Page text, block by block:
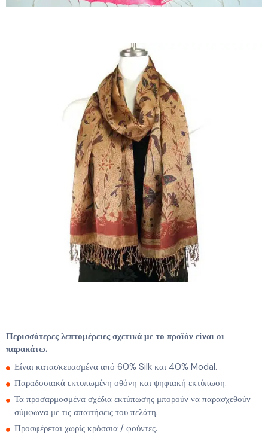
Περισσότερες λεπτομέρειες σχετικά με το προϊόν είναι οι
παρακάτω.
Είναι κατασκευασμένα από 60% Silk και 40% Modal.
Παραδοσιακά εκτυπωμένη οθόνη και ψηφιακή εκτύπωση.
Τα προσαρμοσμένα σχέδια εκτύπωσης μπορούν να παρασχεθούν
σύμφωνα με τις απαιτήσεις του πελάτη.
Προσφέρεται χωρίς κρόσσια / φούντες.